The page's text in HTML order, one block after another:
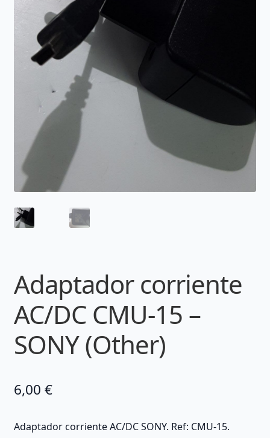
Adaptador corriente
AC/DC CMU-15 –
SONY (Other)
6,00 €
Adaptador corriente AC/DC SONY. Ref: CMU-15.